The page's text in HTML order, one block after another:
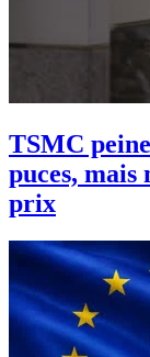
TSMC
puces, mais
prix